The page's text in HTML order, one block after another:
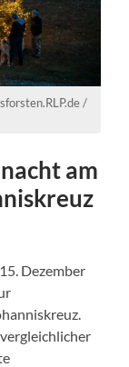
/
am
Dezember